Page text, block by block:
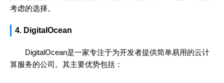
考虑的选择。
4. DigitalOcean
DigitalOcean是一家专注于为开发者提供简单易用的云计
算服务的公司。其主要优势包括：